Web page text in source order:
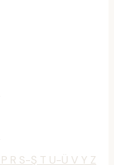
P R S-Ş T U-Ü V Y Z